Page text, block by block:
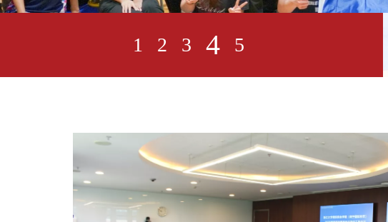
1 2 3 4 5